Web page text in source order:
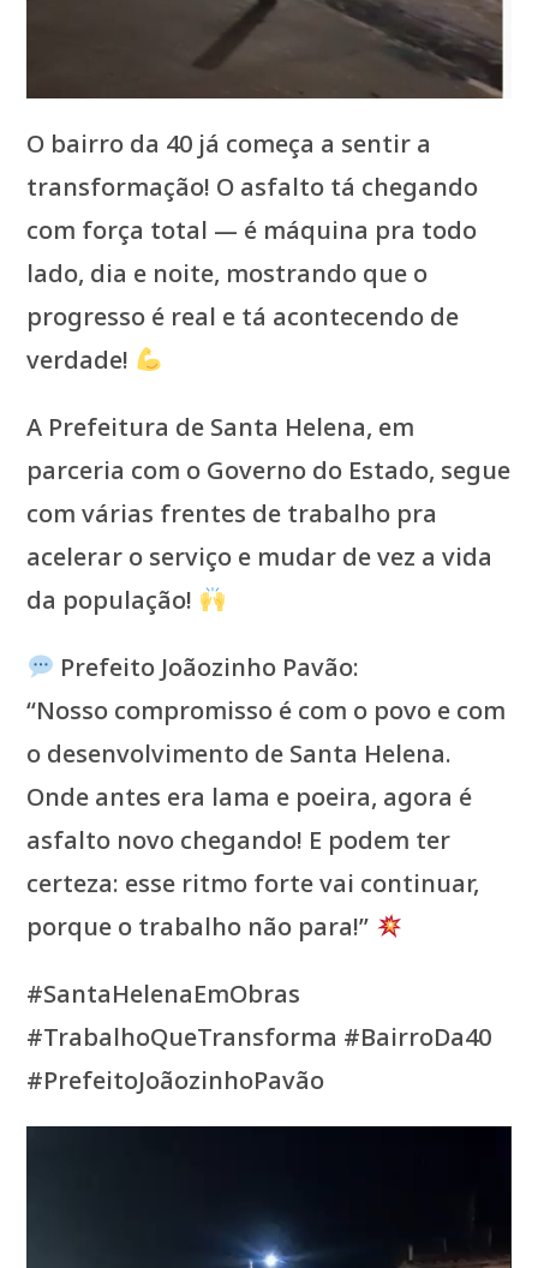
O bairro da 40 já começa a sentir a
transformação! O asfalto tá chegando
com força total — é máquina pra todo
lado, dia e noite, mostrando que o
progresso é real e tá acontecendo de
verdade!
A Prefeitura de Santa Helena, em
parceria com o Governo do Estado, segue
com várias frentes de trabalho pra
acelerar o serviço e mudar de vez a vida
da população!
Prefeito Joãozinho Pavão:
“Nosso compromisso é com o povo e com
o desenvolvimento de Santa Helena.
Onde antes era lama e poeira, agora é
asfalto novo chegando! E podem ter
certeza: esse ritmo forte vai continuar,
porque o trabalho não para!”
#SantaHelenaEmObras
#TrabalhoQueTransforma #BairroDa40
#PrefeitoJoãozinhoPavão